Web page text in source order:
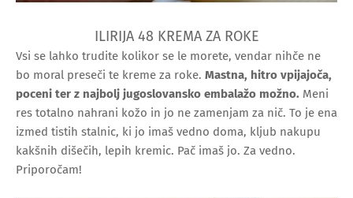
ILIRIJA 48 KREMA ZA ROKE
Vsi se lahko trudite kolikor se le morete, vendar nihče ne
bo moral preseči te kreme za roke. Mastna, hitro vpijajoča,
poceni ter z najbolj jugoslovansko embalažo možno. Meni
res totalno nahrani kožo in jo ne zamenjam za nič. To je ena
izmed tistih stalnic, ki jo imaš vedno doma, kljub nakupu
kakšnih dišečih, lepih kremic. Pač imaš jo. Za vedno.
Priporočam!